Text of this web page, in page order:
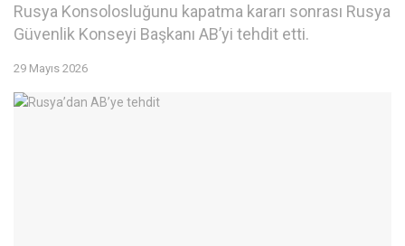
Rusya Konsolosluğunu kapatma kararı sonrası Rusya
Güvenlik Konseyi Başkanı AB’yi tehdit etti.
29 Mayıs 2026